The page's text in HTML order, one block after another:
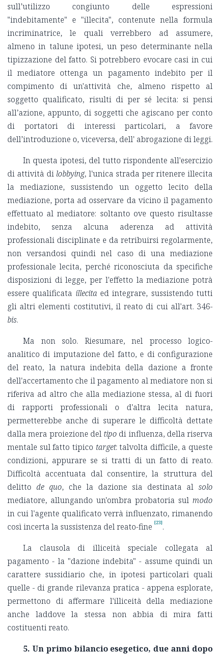
sull’utilizzo congiunto delle espressioni
"indebitamente" e "illecita", contenute nella formula
incriminatrice, le quali verrebbero ad assumere,
almeno in talune ipotesi, un peso determinante nella
tipizzazione del fatto. Si potrebbero evocare casi in cui
il mediatore ottenga un pagamento indebito per il
compimento di un'attività che, almeno rispetto al
soggetto qualificato, risulti di per sé lecita: si pensi
all’azione, appunto, di soggetti che agiscano per conto
di portatori di interessi particolari, a favore
dell’introduzione o, viceversa, dell' abrogazione di leggi.
In questa ipotesi, del tutto rispondente all'esercizio
di attività di lobbying, l'unica strada per ritenere illecita
la mediazione, sussistendo un oggetto lecito della
mediazione, porta ad osservare da vicino il pagamento
effettuato al mediatore: soltanto ove questo risultasse
indebito, senza alcuna aderenza ad attività
professionali disciplinate e da retribuirsi regolarmente,
non versandosi quindi nel caso di una mediazione
professionale lecita, perché riconosciuta da specifiche
disposizioni di legge, per l'effetto la mediazione potrà
essere qualificata illecitaed integrare, sussistendo tutti
gli altri elementi costitutivi, il reato di cui all'art. 346-
bis.
Ma non solo. Riesumare, nel processo logico-
analitico di imputazione del fatto, e di configurazione
del reato, la natura indebita della dazione a fronte
dell'accertamento che il pagamento al mediatore non si
riferiva ad altro che alla mediazione stessa, al di fuori
di rapporti professionali o d'altra lecita natura,
permetterebbe anche di superare le difficoltà dettate
dalla mera proiezione del tipo di influenza, della riserva
mentale sul fatto tipico target: talvolta difficile, a queste
condizioni, appurare se si tratti di un fatto di reato.
Difficoltà accentuata dal consentire, la struttura del
delitto de quo, che la dazione sia destinata al solo
mediatore, allungando un'ombra probatoria sul modo
in cui l'agente qualificato verrà influenzato, rimanendo
così incerta la sussistenza del reato-fine [23].
La clausola di illiceità speciale collegata al
pagamento - la "dazione indebita" - assume quindi un
carattere sussidiario che, in ipotesi particolari quali
quelle - di grande rilevanza pratica - appena esplorate,
permettono di affermare l'illiceità della mediazione
anche laddove la stessa non abbia di mira fatti
costituenti reato.
5. Un primo bilancio esegetico, due anni dopo